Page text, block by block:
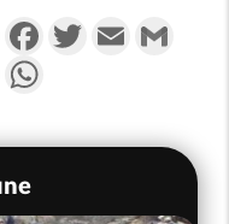
PartagerFacebookTwitterEmail
Messenger